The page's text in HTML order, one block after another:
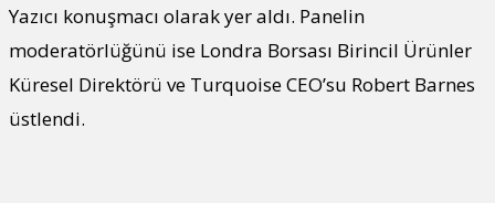
Yazıcı konuşmacı olarak yer aldı. Panelin
moderatörlüğünü ise Londra Borsası Birincil Ürünler
Küresel Direktörü ve Turquoise CEO’su Robert Barnes
üstlendi.